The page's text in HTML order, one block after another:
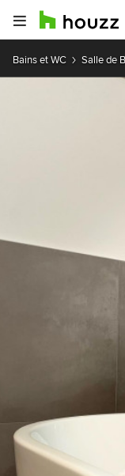
Bains et WC Salle de